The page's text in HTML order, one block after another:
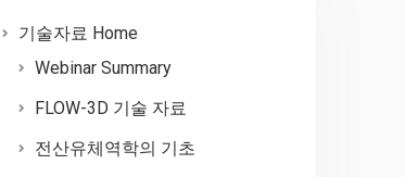
기술자료 Home
Webinar Summary
FLOW-3D 기술 자료
전산유체역학의 기초